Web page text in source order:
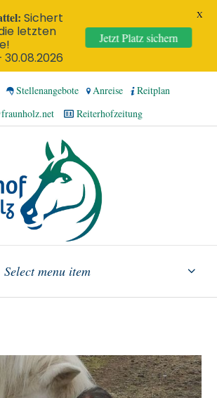
Stellenangebote Anreise
Reitplan
Reiterhofzeitung
Select menu item
Sichert
letzten
30.08.2026
Jetzt Platz sichern
X